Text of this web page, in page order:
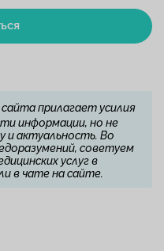
прилагает усилия
информации, но не
и актуальность. Во
советуем
услуг в
в чате на сайте.